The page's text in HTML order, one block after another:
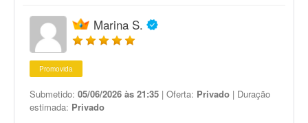
Marina S.
Promovida
Submetido: 05/06/2026 às 21:35 | Oferta: Privado | Duração
estimada: Privado